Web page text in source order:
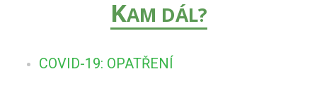
KAM DÁL?
COVID-19: OPATŘENÍ